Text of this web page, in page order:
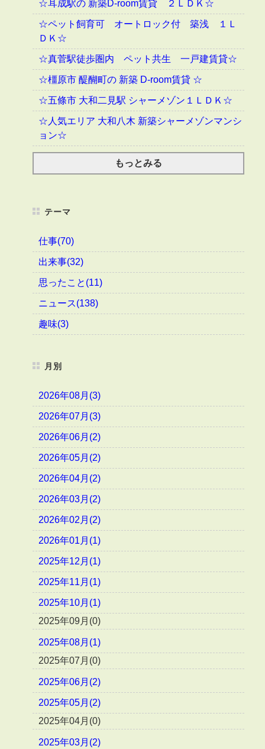
☆耳成駅の 新築D-room賃貸 ２ＬＤＫ☆
☆ペット飼育可 オートロック付 築浅 １Ｌ
ＤＫ☆
☆真菅駅徒歩圏内 ペット共生 一戸建賃貸☆
☆橿原市 醍醐町の 新築 D-room賃貸 ☆
☆五條市 大和二見駅 シャーメゾン１ＬＤＫ☆
☆人気エリア 大和八木 新築シャーメゾンマンシ
ョン☆
もっとみる
テーマ
仕事(70)
出来事(32)
思ったこと(11)
ニュース(138)
趣味(3)
月別
2026年08月(3)
2026年07月(3)
2026年06月(2)
2026年05月(2)
2026年04月(2)
2026年03月(2)
2026年02月(2)
2026年01月(1)
2025年12月(1)
2025年11月(1)
2025年10月(1)
2025年09月(0)
2025年08月(1)
2025年07月(0)
2025年06月(2)
2025年05月(2)
2025年04月(0)
2025年03月(2)